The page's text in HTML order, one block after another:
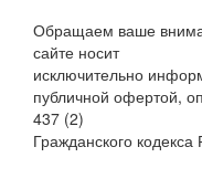
Обращаем ваше
сайте носит
исключительно
публичной офертой,
437 (2)
Гражданского кодекса